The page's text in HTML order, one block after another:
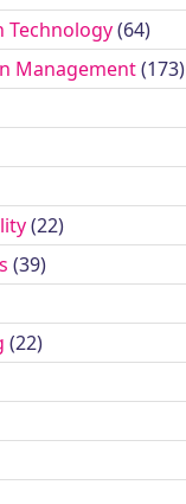
Technology(64)
Management(173)
(22)
(39)
(22)